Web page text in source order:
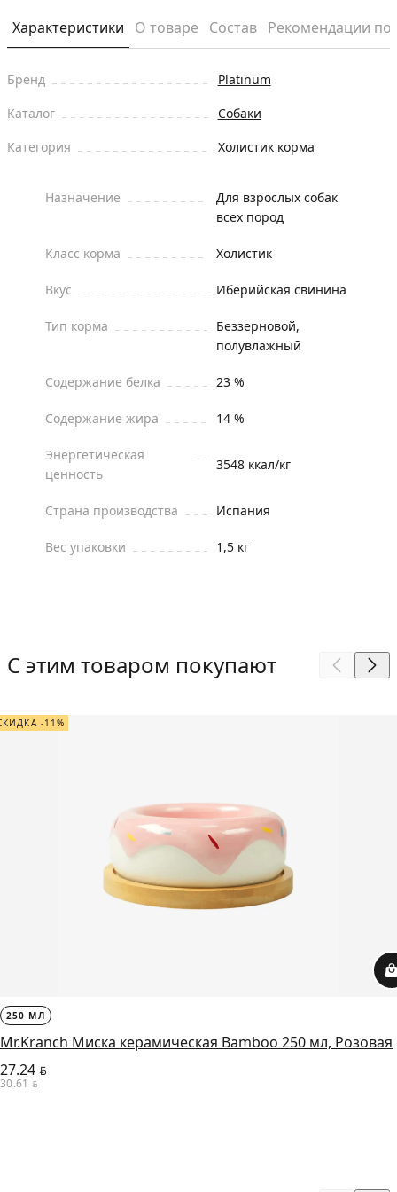
Характеристики О товаре Состав Рекомендации
Бренд
Platinum
Каталог
Собаки
Категория
Холистик корма
Назначение
Для взрослых собак
всех пород
Класс корма Холистик
Вкус Иберийская свинина
Тип корма
Беззерновой,
полувлажный
Содержание белка 23 %
Содержание жира 14 %
Энергетическая
ценность
3548 ккал/кг
Страна производства Испания
Вес упаковки 1,5 кг
С этим товаром покупают
-11%
250 МЛ
Mr.Kranch Миска керамическая Bamboo 250 мл, Розовая
27.24 BYN
30.61 BYN